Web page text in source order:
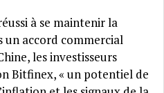
à se maintenir la
un accord commercial
les investisseurs
Bitfinex, « un potentiel de